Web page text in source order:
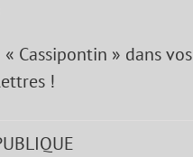
Cassipontin » dans vos
!